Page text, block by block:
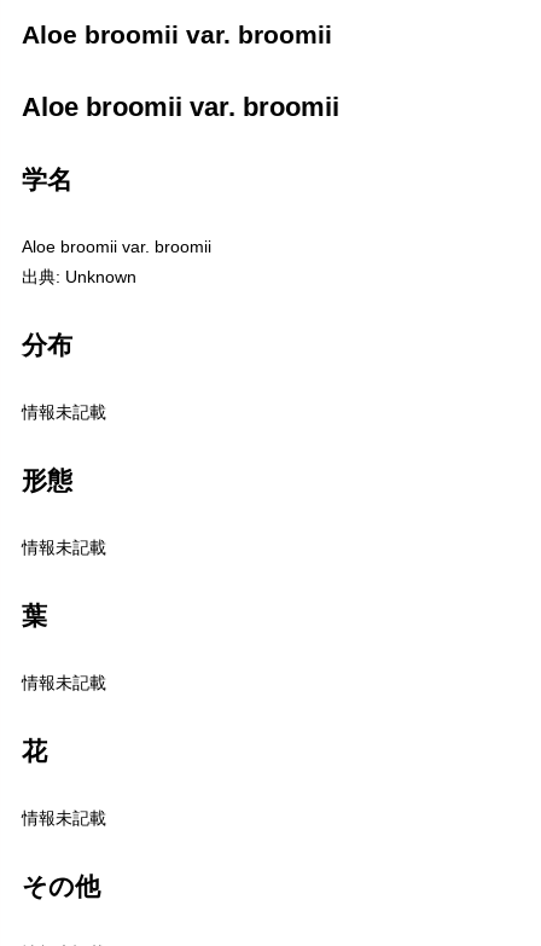
Aloe broomii var. broomii
Aloe broomii var. broomii
学名
Aloe broomii var. broomii
出典: Unknown
分布
情報未記載
形態
情報未記載
葉
情報未記載
花
情報未記載
その他